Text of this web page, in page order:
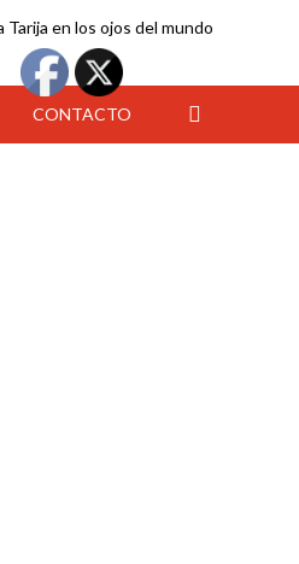
en los ojos del mundo
CONTACTO